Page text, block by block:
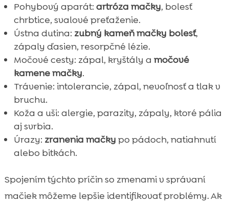
Pohybový aparát: artróza mačky, bolesť
chrbtice, svalové preťaženie.
Ústna dutina: zubný kameň mačky bolesť,
zápaly ďasien, resorpčné lézie.
Močové cesty: zápal, kryštály a močové
kamene mačky.
Trávenie: intolerancie, zápal, nevoľnosť a tlak v
bruchu.
Koža a uši: alergie, parazity, zápaly, ktoré pália
aj svrbia.
Úrazy: zranenia mačky po pádoch, natiahnutí
alebo bitkách.
Spojením týchto príčin so zmenami v správaní
mačiek môžeme lepšie identifikovať problémy. Ak